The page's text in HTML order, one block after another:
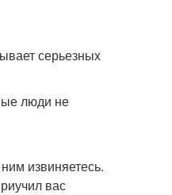
серьезных
люди не
извиняетесь.
вас